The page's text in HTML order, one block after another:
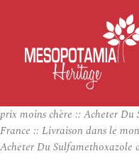
prix moins chère :: Acheter
France :: Livraison dans le
Acheter Du